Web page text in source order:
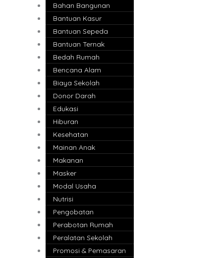
Bahan Bangunan
Bantuan Kasur
Bantuan Sepeda
Bantuan Ternak
Bedah Rumah
Bencana Alam
Biaya Sekolah
Donor Darah
Edukasi
Hiburan
Kesehatan
Mainan Anak
Makanan
Masker
Modal Usaha
Nutrisi
Pengobatan
Perabotan Rumah
Peralatan Sekolah
Promosi & Pemasaran